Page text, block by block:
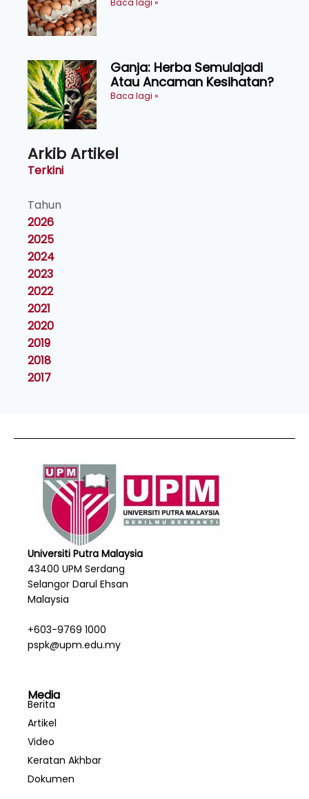
Ganja: Herba Semulajadi
Atau Ancaman Kesihatan?
Baca lagi »
Arkib Artikel
Terkini
Tahun
2026
2025
2024
2023
2022
2021
2020
2019
2018
2017
Universiti Putra Malaysia
43400 UPM Serdang
Selangor Darul Ehsan
Malaysia
+603-9769 1000
pspk@upm.edu.my
Media
Berita
Artikel
Video
Keratan Akhbar
Dokumen